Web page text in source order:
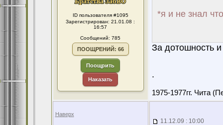
ID пользователя #1095
Зарегистрирован: 21.01.08 :
16:57
Сообщений: 785
ПООЩРЕНИЙ: 66
Поощрить
Наказать
*я и не знал
За дотошность и
.
1975-1977гг. Чита
Наверх
11.12.09 : 10:00